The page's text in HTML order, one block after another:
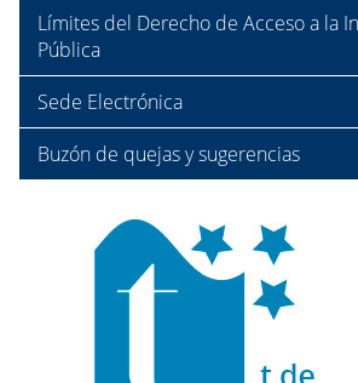
Límites del Derecho de Acceso a la
Pública
Sede Electrónica
Buzón de quejas y sugerencias